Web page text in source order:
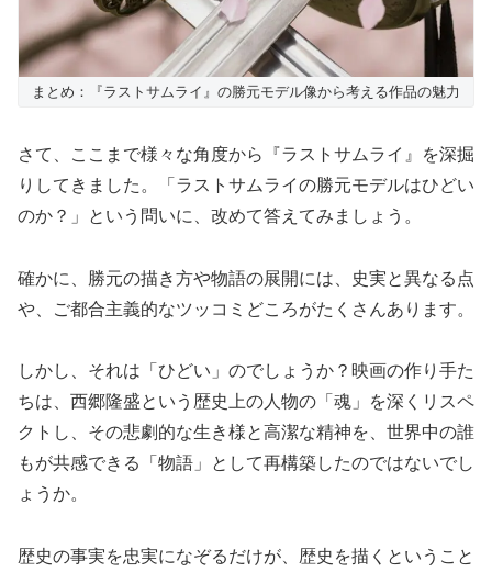
まとめ：『ラストサムライ』の勝元モデル像から考える作品の魅力
さて、ここまで様々な角度から『ラストサムライ』を深掘
りしてきました。「ラストサムライの勝元モデルはひどい
のか？」という問いに、改めて答えてみましょう。
確かに、勝元の描き方や物語の展開には、史実と異なる点
や、ご都合主義的なツッコミどころがたくさんあります。
しかし、それは「ひどい」のでしょうか？映画の作り手た
ちは、西郷隆盛という歴史上の人物の「魂」を深くリスペ
クトし、その悲劇的な生き様と高潔な精神を、世界中の誰
もが共感できる「物語」として再構築したのではないでし
ょうか。
歴史の事実を忠実になぞるだけが、歴史を描くということ